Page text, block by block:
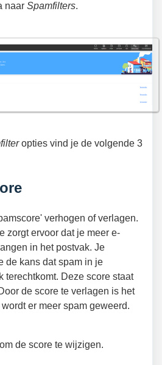
naar Spamfilters.
opties vind je de volgende 3
verhogen of verlagen.
zorgt ervoor dat je meer e-
in het postvak. Je
de kans dat spam in je
terechtkomt. Deze score staat
de score te verlagen is het
er meer spam geweerd.
om de score te wijzigen.